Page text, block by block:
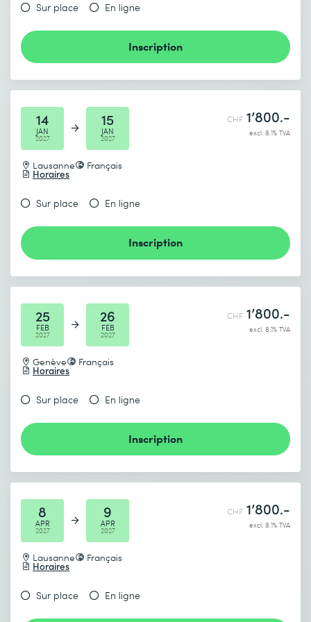
Sur place En ligne
Inscription
14
JAN
2027
15
JAN
2027
Lausanne Français
Horaires
CHF 1’800.-
excl. 8.1% TVA
Sur place En ligne
Inscription
25
FEB
2027
26
FEB
2027
Genève Français
Horaires
CHF 1’800.-
excl. 8.1% TVA
Sur place En ligne
Inscription
8
APR
2027
9
APR
2027
Lausanne Français
Horaires
CHF 1’800.-
excl. 8.1% TVA
Sur place En ligne